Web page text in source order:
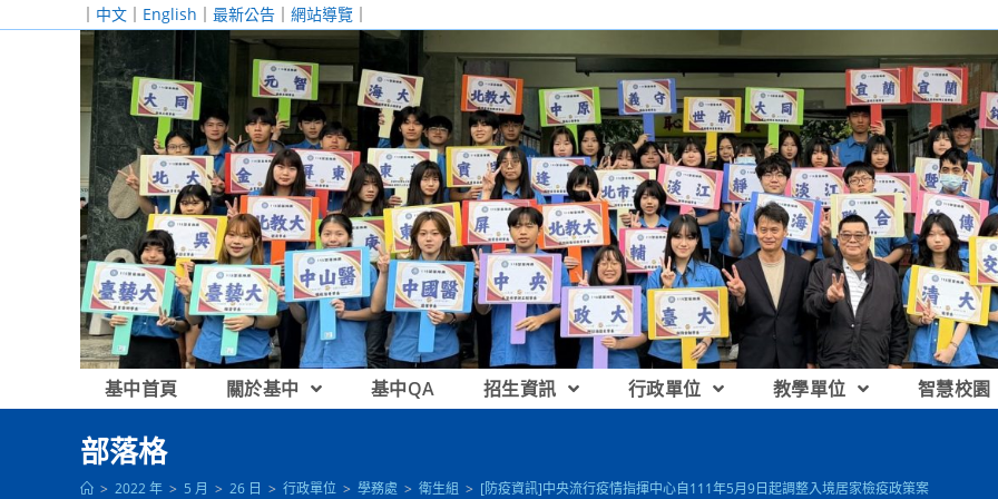
｜ 中文 ｜ English ｜ 最新公告 ｜ 網站導覽 ｜
基中首頁 關於基中 基中QA 招生資訊 行政單位 教學單位 智慧校園
部落格
> 2022 年 > 5 月 > 26 日 > 行政單位 > 學務處 > 衛生組 > [防疫資訊]中央流行疫情指揮中心自111年5月9日起調整入境居家檢疫政策案